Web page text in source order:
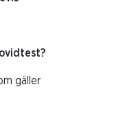
gäller